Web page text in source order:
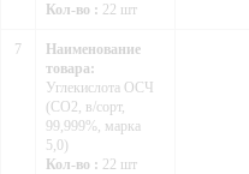
Кол-во : 22 шт
7
Наименование
товара:
Углекислота ОСЧ
(СО2, в/сорт,
99,999%, марка
5,0)
Кол-во : 22 шт